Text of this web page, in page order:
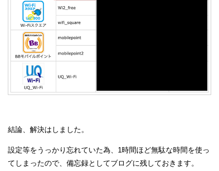
結論、解決はしました。
設定等をうっかり忘れていた為、1時間ほど無駄な時間を使っ
てしまったので、備忘録としてブログに残しておきます。